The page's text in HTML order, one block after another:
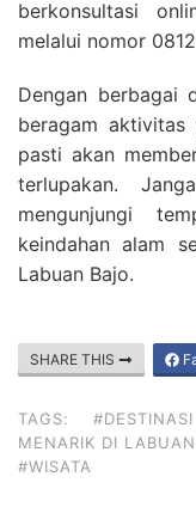
berkonsultasi
melalui nomor
Dengan berbagai
beragam aktivitas
pasti akan
terlupakan.
mengunjungi
keindahan alam
Labuan Bajo.
SHARE THIS
TAGS: #DESTINASI
MENARIK DI
#WISATA